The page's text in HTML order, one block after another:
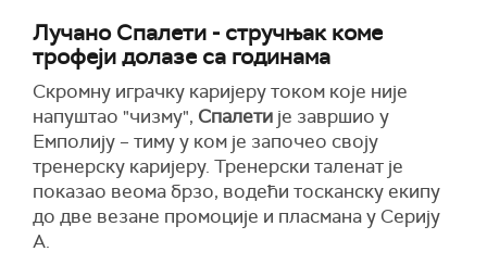
Лучано Спалети - стручњак коме
трофеји долазе са годинама
Скромну играчку каријеру током које није
напуштао "чизму", Спалети је завршио у
Емполију – тиму у ком је започео своју
тренерску каријеру. Тренерски таленат је
показао веома брзо, водећи тосканску екипу
до две везане промоције и пласмана у Серију
А.